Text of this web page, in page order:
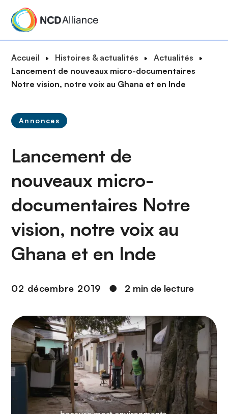
F
i
l
A
a
n
e
Accueil Histoires & actualités
Actualités
Lancement de nouveaux micro-documentaires
Notre vision, notre voix au Ghana et en Inde
Annonces
Lancement de
nouveaux micro-
documentaires Notre
vision, notre voix au
Ghana et en Inde
02 décembre 2019 ● 2 min de lecture